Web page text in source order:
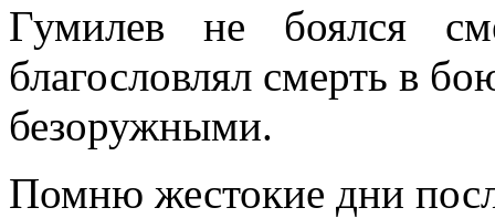
Гумилев не боялся
благословлял смерть в
безоружными.
Помню жестокие дни